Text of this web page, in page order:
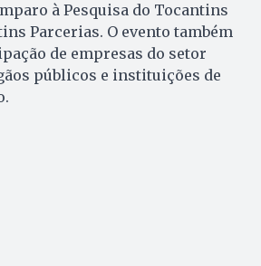
à Pesquisa do Tocantins
Parcerias. O evento também
de empresas do setor
públicos e instituições de